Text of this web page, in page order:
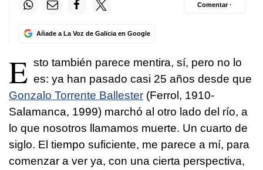
Añade a La Voz de Galicia en Google
Comentar ·
E sto también parece mentira, sí, pero no lo
es: ya han pasado casi 25 años desde que
Gonzalo Torrente Ballester (Ferrol, 1910-
Salamanca, 1999) marchó al otro lado del río, a
lo que nosotros llamamos muerte. Un cuarto de
siglo. El tiempo suficiente, me parece a mí, para
comenzar a ver ya, con una cierta perspectiva,